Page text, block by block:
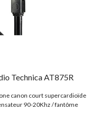
Technica AT875R
canon court supercardioïde
90-20Khz / fantôme